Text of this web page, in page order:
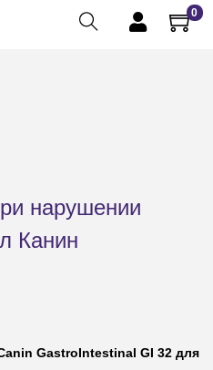
0
нарушении
Канин
GastroIntestinal GI 32 для